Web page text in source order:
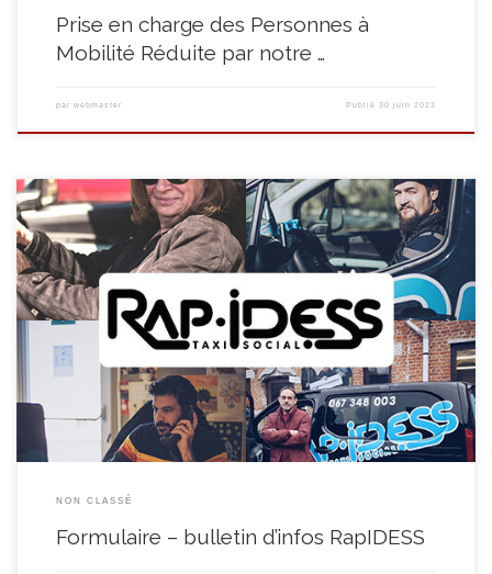
Prise en charge des Personnes à
Mobilité Réduite par notre …
par webmaster Publié30 juin 2023
Subscribe * indicates required Adresse e-mail * Prénom Nom * Nom Êtes-
vous client de notre taxi social RapIDESS * Oui Non
NON CLASSÉ
Formulaire – bulletin d’infos RapIDESS